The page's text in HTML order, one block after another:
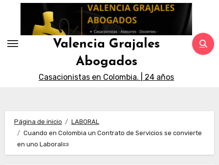
Saltar
contenido
Valencia Grajales
Abogados
Casacionistas en Colombia. | 24 años
Página de inicio
LABORAL
Cuando en Colombia un Contrato de Servicios se convierte
en uno Laboral📜